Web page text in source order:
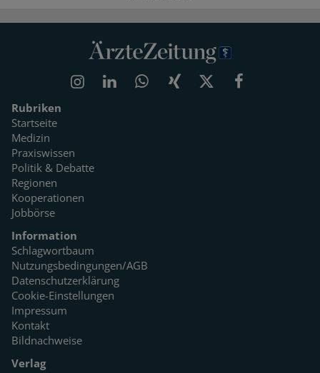
Rubriken
Startseite
Medizin
Praxiswissen
Politik & Debatte
Regionen
Kooperationen
Jobbörse
Information
Schlagwortbaum
Nutzungsbedingungen/AGB
Datenschutzerklärung
Cookie-Einstellungen
Impressum
Kontakt
Bildnachweise
Verlag